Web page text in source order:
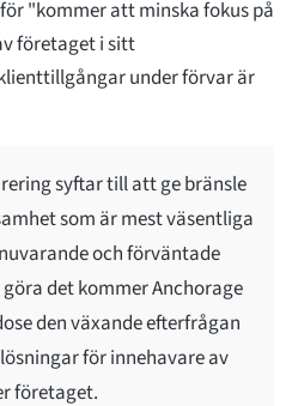
"kommer att minska fokus på
företaget i sitt
under förvar är
syftar till att ge bränsle
som är mest väsentliga
och förväntade
det kommer Anchorage
den växande efterfrågan
för innehavare av
företaget.